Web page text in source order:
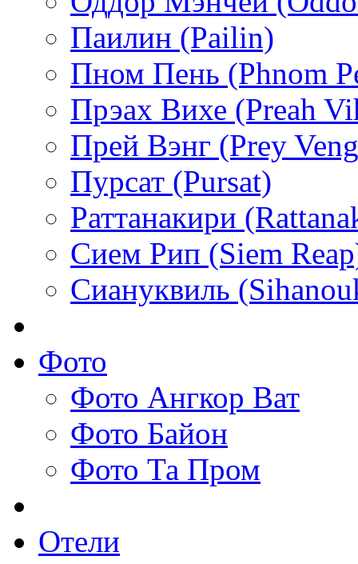
Паилин (Pailin)
Пном Пень (Phnom
Прэах Вихе (Preah
Прей Вэнг (Prey
Пурсат (Pursat)
Раттанакири
Сием Рип (Siem
Сиануквиль
Фото
Фото Ангкор Ват
Фото Байон
Фото Та Пром
Отели